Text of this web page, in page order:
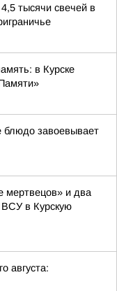
тысячи свечей в
в Курске
блюдо завоевывает
мертвецов» и два
ВСУ в Курскую
августа: